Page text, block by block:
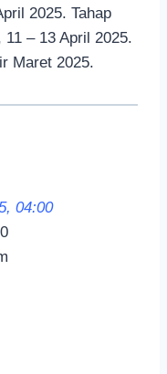
2025. Tahap
– 13 April 2025.
Maret 2025.
04:00